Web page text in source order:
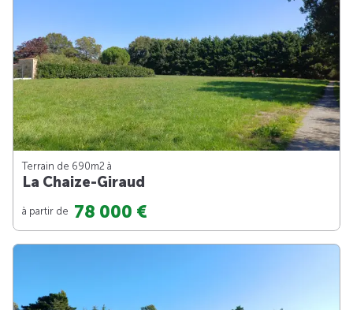
Terrain de 690m2 à
La Chaize-Giraud
à partir de 78 000 €